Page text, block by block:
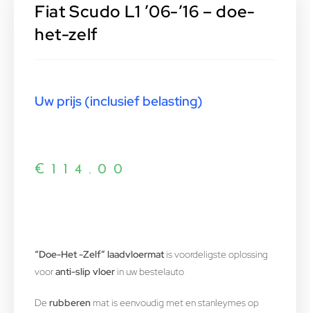
Fiat Scudo L1 ’06-’16 – doe-
het-zelf
Uw prijs (inclusief belasting)
€ 114.00
“Doe-Het -Zelf” laadvloermatis voordeligste oplossing
vooranti-slip vloer in uw bestelauto
De rubberen mat is eenvoudig met en stanleymes op